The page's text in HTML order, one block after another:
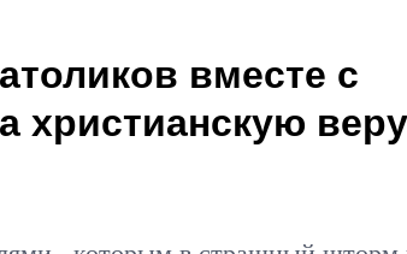
вместе с
христианскую веру